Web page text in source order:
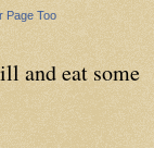
Page Too
and eat some